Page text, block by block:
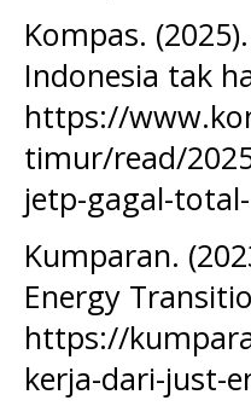
Kompas.
Indonesia tak
https://
timur/read/
jetp-gagal-
Kumparan.
Energy
https://
kerja-dari-just-